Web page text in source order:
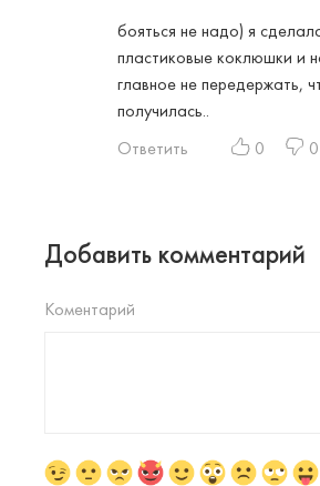
бояться не надо) я
пластиковые коклюшки и
главное не передержать,
получилась..
Ответить
0 0
Добавить комментарий
Коментарий